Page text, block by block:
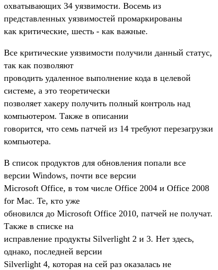
охватывающих 34 уязвимости. Восемь из
представленных уязвимостей промаркированы
как критические, шесть - как важные.
Все критические уязвимости получили данный статус,
так как позволяют
проводить удаленное выполнение кода в целевой
системе, а это теоретически
позволяет хакеру получить полный контроль над
компьютером. Также в описании
говорится, что семь патчей из 14 требуют перезагрузки
компьютера.
В список продуктов для обновления попали все
версии Windows, почти все версии
Microsoft Office, в том числе Office 2004 и Office 2008
for Mac. Те, кто уже
обновился до Microsoft Office 2010, патчей не получат.
Также в списке на
исправление продукты Silverlight 2 и 3. Нет здесь,
однако, последней версии
Silverlight 4, которая на сей раз оказалась не